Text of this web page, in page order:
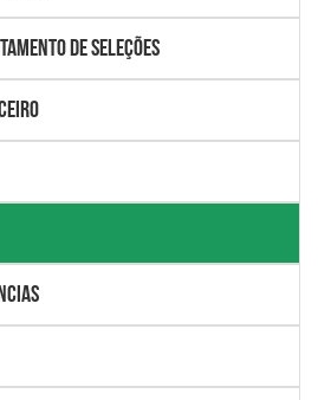
de Seleções